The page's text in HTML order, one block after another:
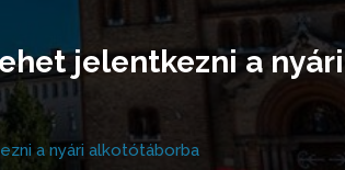
jelentkezni a nyári
a nyári alkotótáborba